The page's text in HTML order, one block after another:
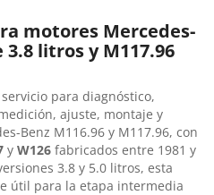
motores Mercedes-
3.8 litros y M117.96
para diagnóstico,
ajuste, montaje y
Benz M116.96 y M117.96, con
y W126 fabricados entre 1981 y
3.8 y 5.0 litros, esta
útil para la etapa intermedia